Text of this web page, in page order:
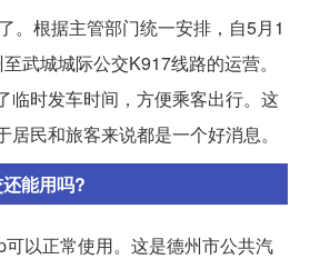
。根据主管部门统一安排，自5月1
武城城际公交K917线路的运营。
临时发车时间，方便乘客出行。这
民和旅客来说都是一个好消息。
能用吗?
以正常使用。这是德州市公共汽